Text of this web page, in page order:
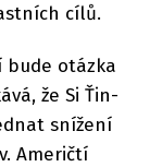
cílů.
bude otázka
že Si Ťin-
snížení
Američtí